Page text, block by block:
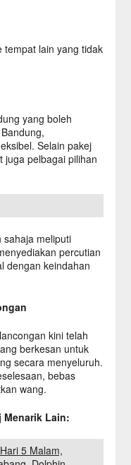
tempat lain yang tidak
yang boleh
Selain pakej
juga pelbagai pilihan
sahaja meliputi
percutian
dengan keindahan
kini telah
berkesan untuk
secara menyeluruh.
bebas
wang.
Menarik Lain:
5 Malam,